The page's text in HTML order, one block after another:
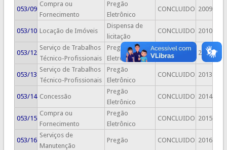
053/09
Compra ou
Fornecimento
Pregão
Eletrônico
CONCLUIDO 2009
053/10 Locação de Imóveis
Dispensa de
licitação
CONCLUIDO 2010
053/12
Serviço de Trabalhos
Técnico-Profissionais
Pregão
Eletrônico
CONCLUIDO 2012
053/13
Serviço de Trabalhos
Técnico-Profissionais
Pregão
Eletrônico
CONCLUIDO 2013
053/14 Concessão
Pregão
Eletrônico
CONCLUIDO 2014
053/15
Compra ou
Fornecimento
Pregão
Eletrônico
CONCLUIDO 2015
053/16
Serviços de
Manutenção
Pregão CONCLUIDO 2016